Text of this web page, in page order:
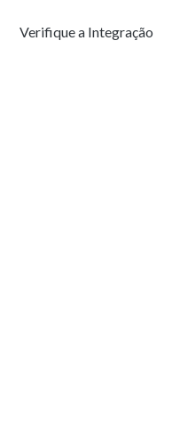
Verifique a Integração